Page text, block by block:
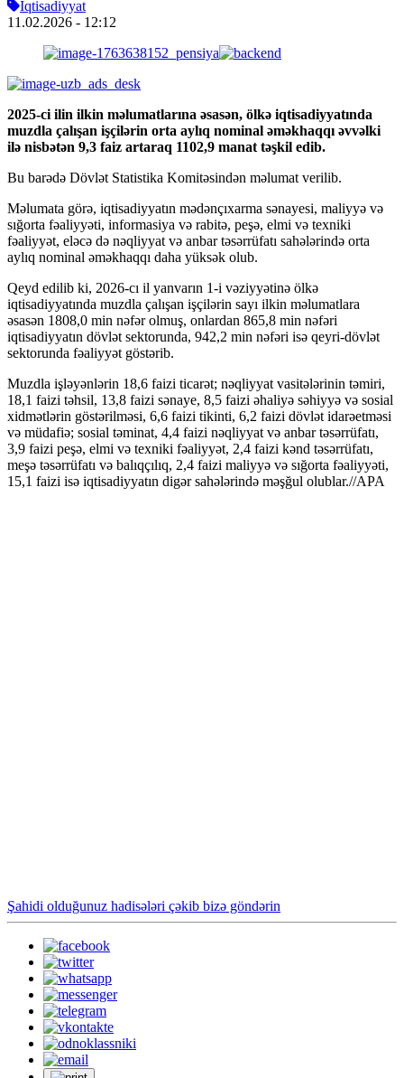
İqtisadiyyat
11.02.2026 - 12:12
2025-ci ilin ilkin məlumatlarına əsasən, ölkə iqtisadiyyatında
muzdla çalışan işçilərin orta aylıq nominal əməkhaqqı əvvəlki
ilə nisbətən 9,3 faiz artaraq 1102,9 manat təşkil edib.
Bu barədə Dövlət Statistika Komitəsindən məlumat verilib.
Məlumata görə, iqtisadiyyatın mədənçıxarma sənayesi, maliyyə və
sığorta fəaliyyəti, informasiya və rabitə, peşə, elmi və texniki
fəaliyyət, eləcə də nəqliyyat və anbar təsərrüfatı sahələrində orta
aylıq nominal əməkhaqqı daha yüksək olub.
Qeyd edilib ki, 2026-cı il yanvarın 1-i vəziyyətinə ölkə
iqtisadiyyatında muzdla çalışan işçilərin sayı ilkin məlumatlara
əsasən 1808,0 min nəfər olmuş, onlardan 865,8 min nəfəri
iqtisadiyyatın dövlət sektorunda, 942,2 min nəfəri isə qeyri-dövlət
sektorunda fəaliyyət göstərib.
Muzdla işləyənlərin 18,6 faizi ticarət; nəqliyyat vasitələrinin təmiri,
18,1 faizi təhsil, 13,8 faizi sənaye, 8,5 faizi əhaliyə səhiyyə və sosial
xidmətlərin göstərilməsi, 6,6 faizi tikinti, 6,2 faizi dövlət idarəetməsi
və müdafiə; sosial təminat, 4,4 faizi nəqliyyat və anbar təsərrüfatı,
3,9 faizi peşə, elmi və texniki fəaliyyət, 2,4 faizi kənd təsərrüfatı,
meşə təsərrüfatı və balıqçılıq, 2,4 faizi maliyyə və sığorta fəaliyyəti,
15,1 faizi isə iqtisadiyyatın digər sahələrində məşğul olublar.//APA
Şahidi olduğunuz hadisələri çəkib bizə göndərin